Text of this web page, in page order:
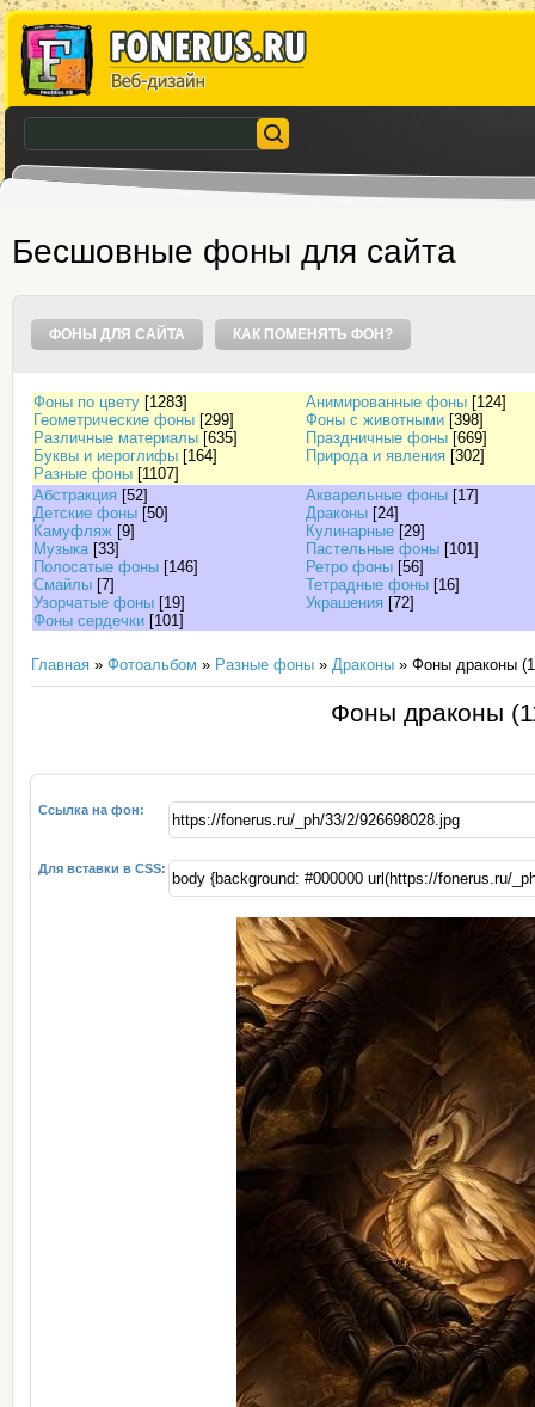
Бесшовные фоны для сайта
ФОНЫ ДЛЯ САЙТА КАК ПОМЕНЯТЬ ФОН?
Фоны по цвету [1283] Анимированные фоны [124]
Геометрические фоны [299] Фоны с животными [398]
Различные материалы [635] Праздничные фоны [669]
Буквы и иероглифы [164] Природа и явления [302]
Разные фоны [1107]
Абстракция [52] Акварельные фоны [17]
Детские фоны [50] Драконы [24]
Камуфляж [9] Кулинарные [29]
Музыка [33] Пастельные фоны [101]
Полосатые фоны [146] Ретро фоны [56]
Смайлы [7] Тетрадные фоны [16]
Узорчатые фоны [19] Украшения [72]
Фоны сердечки [101]
Главная » Фотоальбом » Разные фоны » Драконы » Фоны драконы
Фоны драконы
Ссылка на фон:
Для вставки в CSS: